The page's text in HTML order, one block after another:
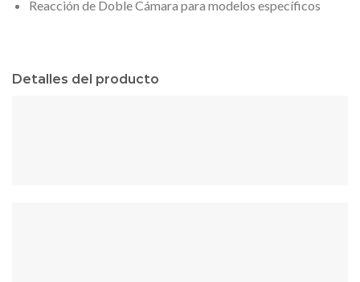
Reacción de Doble Cámara para modelos específicos
Detalles del producto